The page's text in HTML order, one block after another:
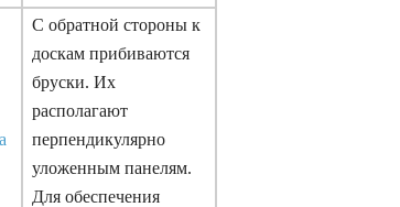
С обратной стороны к
доскам прибиваются
бруски. Их
располагают
перпендикулярно
уложенным панелям.
Для обеспечения